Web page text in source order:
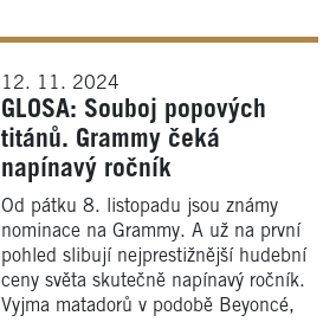
12. 11. 2024
GLOSA: Souboj popových
titánů. Grammy čeká
napínavý ročník
Od pátku 8. listopadu jsou známy
nominace na Grammy. A už na první
pohled slibují nejprestižnější hudební
ceny světa skutečně napínavý ročník.
Vyjma matadorů v podobě Beyoncé,